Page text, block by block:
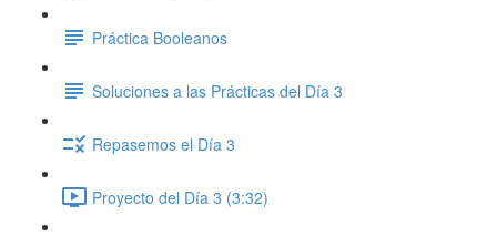
Práctica Booleanos
Soluciones a las Prácticas del Día 3
Repasemos el Día 3
Proyecto del Día 3 (3:32)